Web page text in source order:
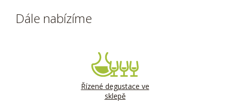
Dále nabízíme
Řízené degustace ve
sklepě